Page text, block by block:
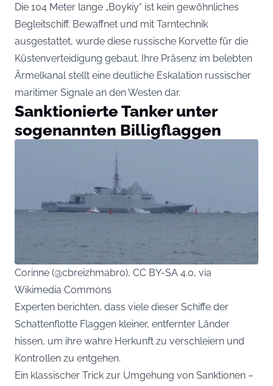
Die 104 Meter lange „Boykiy“ ist kein gewöhnliches
Begleitschiff. Bewaffnet und mit Tarntechnik
ausgestattet, wurde diese russische Korvette für die
Küstenverteidigung gebaut. Ihre Präsenz im belebten
Ärmelkanal stellt eine deutliche Eskalation russischer
maritimer Signale an den Westen dar.
Sanktionierte Tanker unter
sogenannten Billigflaggen
Corinne (@cbreizhmabro), CC BY-SA 4.0, via
Wikimedia Commons
Experten berichten, dass viele dieser Schiffe der
Schattenflotte Flaggen kleiner, entfernter Länder
hissen, um ihre wahre Herkunft zu verschleiern und
Kontrollen zu entgehen.
Ein klassischer Trick zur Umgehung von Sanktionen –